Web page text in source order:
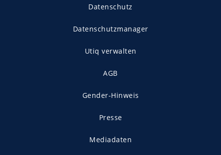
Datenschutz
Datenschutzmanager
Utiq verwalten
AGB
Gender-Hinweis
Presse
Mediadaten